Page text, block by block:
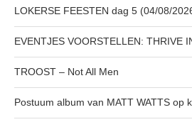
LOKERSE FEESTEN dag 5 (04/08/
EVENTJES VOORSTELLEN: THRIVE
TROOST – Not All Men
Postuum album van MATT WATTS op